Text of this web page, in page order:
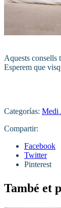
Aquests consells
Esperem que
Categorías: Medi
Compartir:
Facebook
Twitter
Pinterest
També et